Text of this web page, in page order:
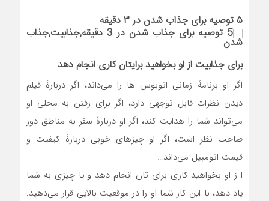
۵ توصیه برای جذاب شدن در ۳ دقیقه
برای جذابیت از او بخواهید برایتان کاری انجام دهد
اگر او برنامۀ زمانی اتوبوس ها را می‌داند، اگر دربارۀ فیلم
دیدن نظرات قابل توجهی دارد، اگر برای رفتن به محلی او
می‌تواند شما را هدایت کند، اگر او دربارۀ سفر به مناطق دور
صاحب نظر است، اگر او چیزهای خوبی دربارۀ کیفیت و
قیمت اتومبیل می‌داند…
ا ز او بخواهید کاری برای تان انجام دهد و یا چیزی به شما
یاد دهد، با این کار شما او را در موقعیت بالایی قرار می‌دهید.